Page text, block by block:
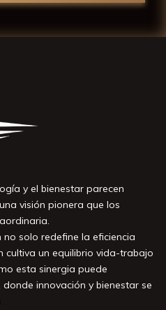
y el bienestar parecen
visión pionera que los
solo redefine la eficiencia
cultiva un equilibrio vida-trabajo
esta sinergia puede
innovación y bienestar se